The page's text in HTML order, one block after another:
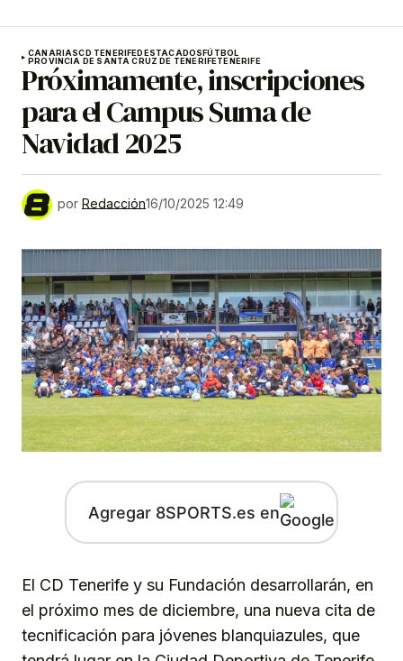
CANARIASCD TENERIFEDESTACADOSFÚTBOL
PROVINCIA DE SANTA CRUZ DE TENERIFETENERIFE
Próximamente, inscripciones
para el Campus Suma de
Navidad 2025
por Redacción16/10/2025 12:49
Agregar 8SPORTS.es en
El CD Tenerife y su Fundación desarrollarán, en
el próximo mes de diciembre, una nueva cita de
tecnificación para jóvenes blanquiazules, que